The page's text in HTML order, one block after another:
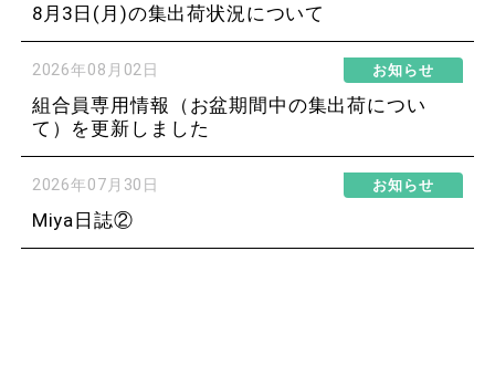
8月3日(月)の集出荷状況について
2026年08月02日 お知らせ
組合員専用情報（お盆期間中の集出荷につい
て）を更新しました
2026年07月30日 お知らせ
Miya日誌②